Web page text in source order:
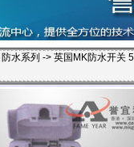
防水系列 -> 英国MK防水开关